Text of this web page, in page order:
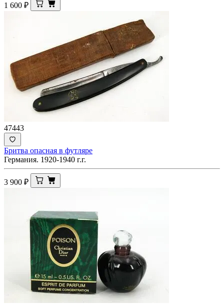
1 600 ₽
47443
Бритва опасная в футляре
Германия. 1920-1940 г.г.
3 900 ₽